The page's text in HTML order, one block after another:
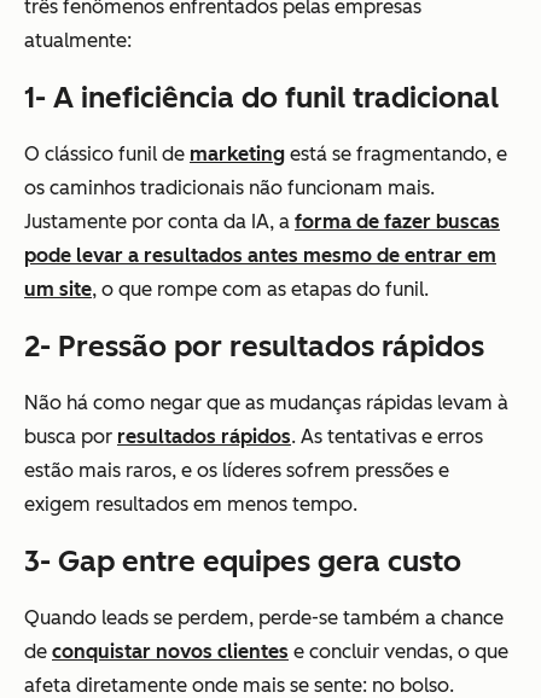
três fenômenos enfrentados pelas empresas
atualmente:
1- A ineficiência do funil tradicional
O clássico funil de marketing está se fragmentando, e
os caminhos tradicionais não funcionam mais.
Justamente por conta da IA, a forma de fazer buscas
pode levar a resultados antes mesmo de entrar em
um site, o que rompe com as etapas do funil.
2- Pressão por resultados rápidos
Não há como negar que as mudanças rápidas levam à
busca por resultados rápidos. As tentativas e erros
estão mais raros, e os líderes sofrem pressões e
exigem resultados em menos tempo.
3- Gap entre equipes gera custo
Quando leads se perdem, perde-se também a chance
de conquistar novos clientes e concluir vendas, o que
afeta diretamente onde mais se sente: no bolso.